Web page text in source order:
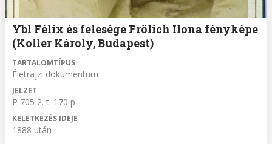
Ybl Félix és felesége Frölich Ilona fényképe
(Koller Károly, Budapest)
TARTALOMTÍPUS
Életrajzi dokumentum
JELZET
P 705 2. t. 170 p.
KELETKEZÉS IDEJE
1888 után